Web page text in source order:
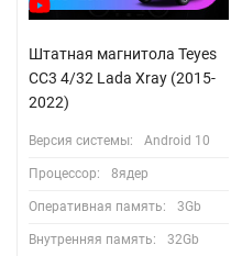
Штатная магнитола Teyes
CC3 4/32 Lada Xray (2015-
2022)
Версия системы: Android 10
Процессор: 8ядер
Оперативная память: 3Gb
Внутренняя память: 32Gb